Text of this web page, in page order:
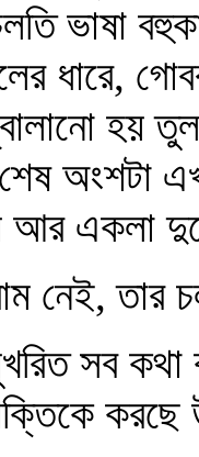
ভাষা
ধারে,
হয়
অংশটা
আর একলা
নেই,
সব কথা
করছে